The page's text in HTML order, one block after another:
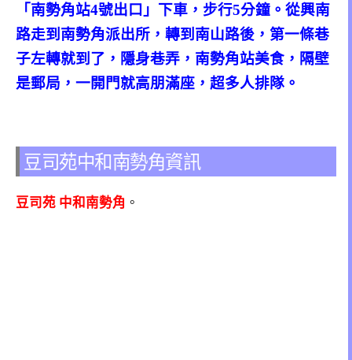
「南勢角站4號出口」下車，步行5分鐘。從興南
路走到南勢角派出所，轉到南山路後，第一條巷
子左轉就到了，隱身巷弄，南勢角站美食，隔壁
是郵局，一開門就高朋滿座，超多人排隊。
豆司苑中和南勢角資訊
豆司苑 中和南勢角 。